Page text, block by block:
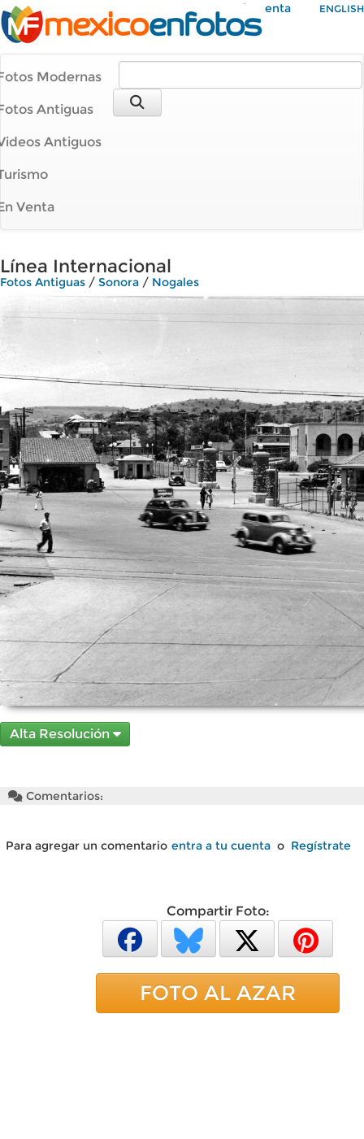
Mi Cuenta ENGLISH
Modernas
Antiguas
Antiguos
Venta
Línea Internacional
Fotos Antiguas / Sonora / Nogales
Alta Resolución
Comentarios:
Para agregar un comentario entra a tu cuenta o Regístrate
Compartir Foto:
FOTO AL AZAR